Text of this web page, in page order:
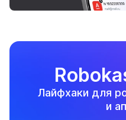
Лайфхаки для
и